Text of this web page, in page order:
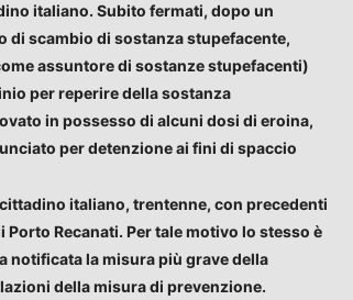
italiano. Subito fermati, dopo un
di scambio di sostanza stupefacente,
assuntore di sostanze stupefacenti)
per reperire della sostanza
in possesso di alcuni dosi di eroina,
per detenzione ai fini di spaccio
italiano, trentenne, con precedenti
Recanati. Per tale motivo lo stesso è
notificata la misura più grave della
della misura di prevenzione.